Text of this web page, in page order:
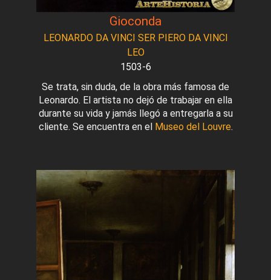
Gioconda
LEONARDO DA VINCI SER PIERO DA VINCI
LEO
1503-6
Se trata, sin duda, de la obra más famosa de
Leonardo. El artista no dejó de trabajar en ella
durante su vida y jamás llegó a entregarla a su
cliente. Se encuentra en el Museo del Louvre.